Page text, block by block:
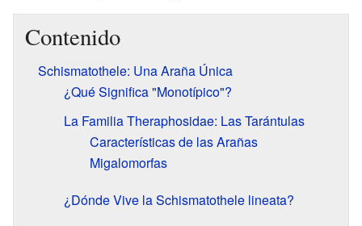
Contenido
Schismatothele: Una Araña Única
¿Qué Significa "Monotípico"?
La Familia Theraphosidae: Las Tarántulas
Características de las Arañas
Migalomorfas
¿Dónde Vive la Schismatothele lineata?